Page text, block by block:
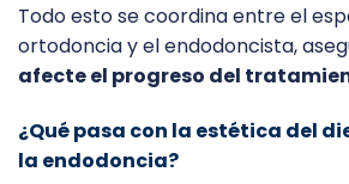
Todo esto se coordina entre el
ortodoncia y el endodoncista,
afecte el progreso del
¿Qué pasa con la estética del
la endodoncia?